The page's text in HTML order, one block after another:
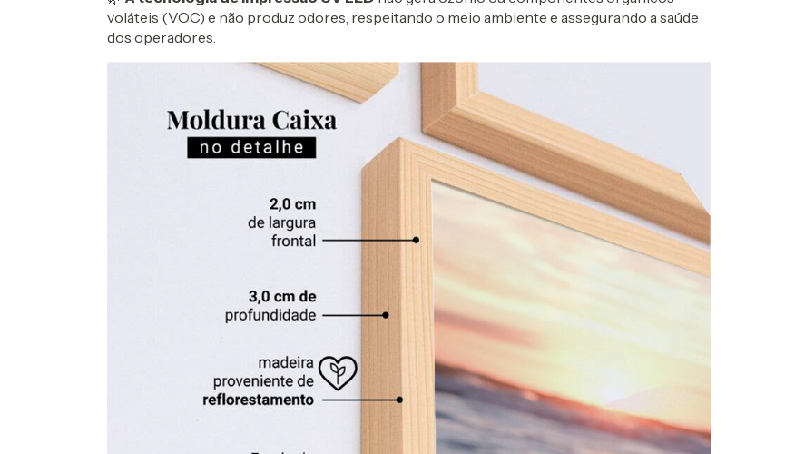
voláteis (VOC) e não produz odores, respeitando o meio ambiente e assegurando a saúde
dos operadores.